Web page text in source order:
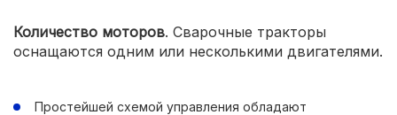
Количество моторов. Сварочные тракторы
оснащаются одним или несколькими двигателями.
Простейшей схемой управления обладают